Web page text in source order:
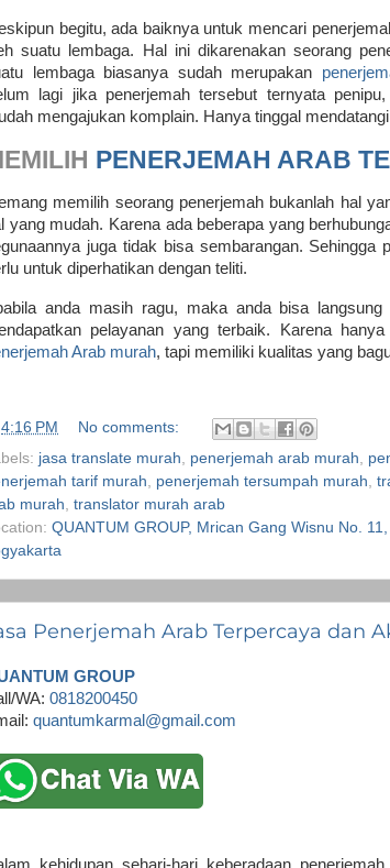
begitu, ada baiknya untuk mencari
suatu lembaga. Hal ini dikarenakan seorang
lembaga biasanya sudah merupakan
lagi jika penerjemah tersebut ternyata
mengajukan komplain. Hanya tinggal
PENERJEMAH ARAB
memilih seorang penerjemah bukanlah hal
yang mudah. Karena ada beberapa yang
juga tidak bisa sembarangan. Sehingga
untuk diperhatikan dengan teliti.
anda masih ragu, maka anda bisa
pelayanan yang terbaik. Karena
Arab murah, tapi memiliki kualitas yang
4:16 PM
No comments:
jasa translate murah penerjemah arab murah
tarif murah
penerjemah tersumpah murah
murah translator murah arab
QUANTUM GROUP, Mrican Gang Wisnu No.
Penerjemah Arab Terpercaya dan
GROUP
WA: 0818200450
quantumkarmal@gmail.com